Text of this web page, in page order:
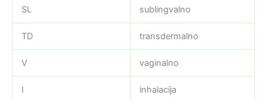
SL sublingvalno
TD transdermalno
V vaginalno
I inhalacija